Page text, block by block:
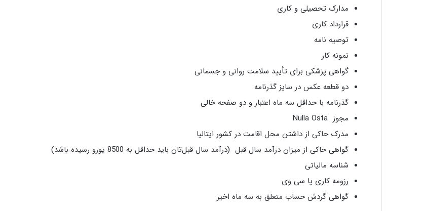
مدارک تحصیلی و کاری
قرارداد کاری
توصیه نامه
نمونه کار
گواهی پزشکی برای تأیید سلامت روانی و جسمانی
دو قطعه عکس در سایز گذرنامه
گذرنامه با حداقل سه ماه اعتبار و دو صفحه خالی
مجوز Nulla Osta
مدرک حاکی از داشتن محل اقامت در کشور ایتالیا
گواهی حاکی از میزان درآمد سال قبل (درآمد سال قبل‌تان باید حداقل به 8500 یورو رسیده باشد)
شناسه مالیاتی
رزومه کاری یا سی وی
گواهی گردش حساب متعلق به سه ماه اخیر